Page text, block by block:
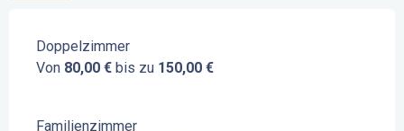
Doppelzimmer
Von 80,00 € bis zu 150,00 €
Familienzimmer